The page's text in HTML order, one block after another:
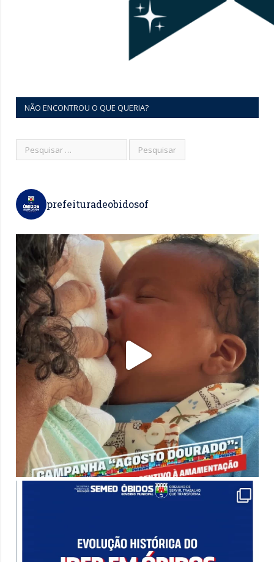
NÃO ENCONTROU O QUE QUERIA?
prefeituradeobidosof